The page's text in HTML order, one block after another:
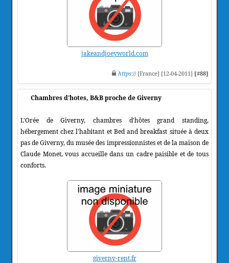
jakeandjoeyworld.com
https:// [France] [12-04-2011] [#88]
Chambres d'hotes, B&B proche de Giverny
L'Orée de Giverny, chambres d'hôtes grand standing,
hébergement chez l'habitant et Bed and breakfast située à deux
pas de Giverny, du musée des impressionnistes et de la maison de
Claude Monet, vous accueille dans un cadre paisible et de tous
conforts.
giverny-rent.fr